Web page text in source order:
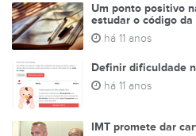
Um ponto positivo
estudar o código da
há 11 anos
Definir dificuldade
há 11 anos
IMT promete dar